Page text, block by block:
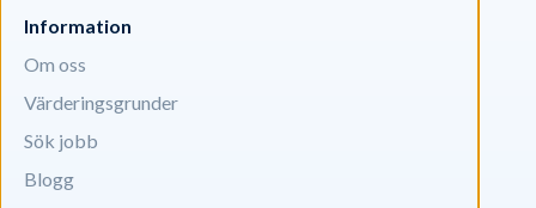
Information
Om oss
Värderingsgrunder
Sök jobb
Blogg